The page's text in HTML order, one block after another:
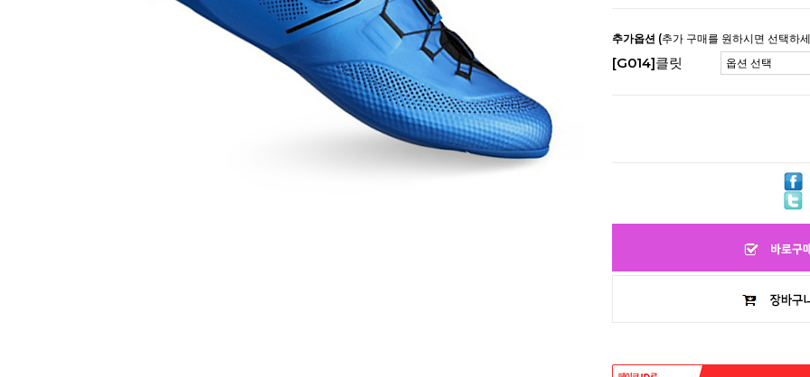
추가옵션 (추가 구매를 원하시면 선택하
[G014]클릿